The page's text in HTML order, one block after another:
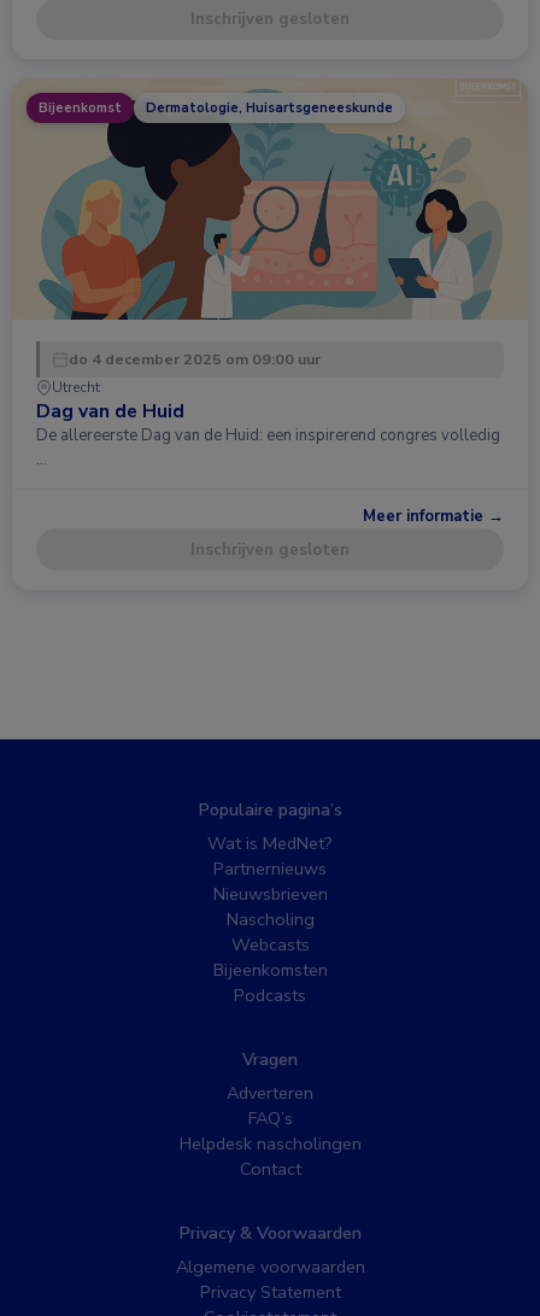
Inschrijven gesloten
Bijeenkomst Dermatologie, Huisartsgeneeskunde
do 4 december 2025 om 09:00 uur
Utrecht
Dag van de Huid
De allereerste Dag van de Huid: een inspirerend congres volledig
…
Meer informatie →
Inschrijven gesloten
Populaire pagina’s
Wat is MedNet?
Partnernieuws
Nieuwsbrieven
Nascholing
Webcasts
Bijeenkomsten
Podcasts
Vragen
Adverteren
FAQ’s
Helpdesk nascholingen
Contact
Privacy & Voorwaarden
Algemene voorwaarden
Privacy Statement